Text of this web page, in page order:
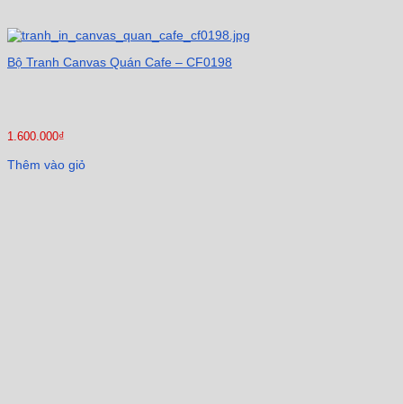
Bộ Tranh Canvas Quán Cafe – CF0198
1.600.000₫
Thêm vào giỏ